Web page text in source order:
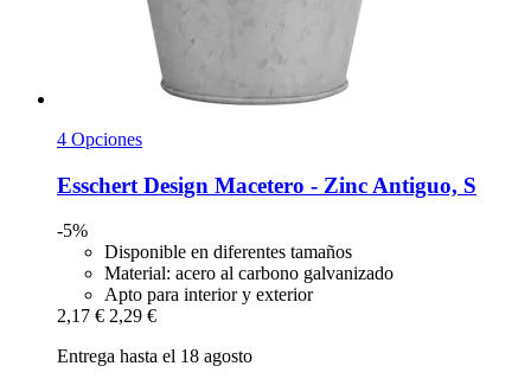
4 Opciones
Esschert Design Macetero -​ Zinc Antiguo, S
-5%
Disponible en diferentes tamaños
Material: acero al carbono galvanizado
Apto para interior y exterior
2,17 € 2,29 €
Entrega hasta el 18 agosto